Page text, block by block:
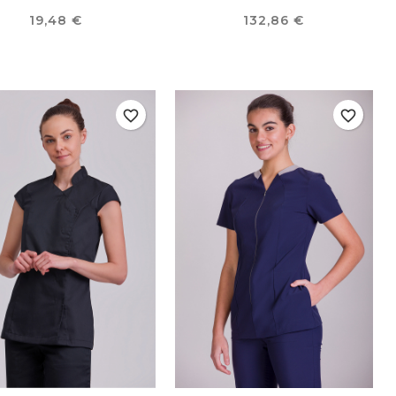
Preço
19,48 € Preço
132,86 €
favorite_border favorite_border